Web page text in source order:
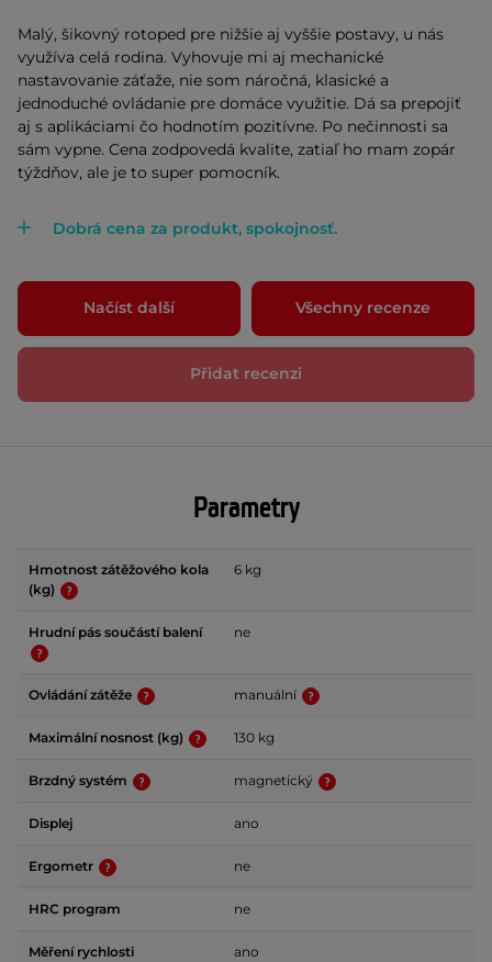
Malý, šikovný rotoped pre nižšie aj vyššie postavy, u nás
využíva celá rodina. Vyhovuje mi aj mechanické
nastavovanie záťaže, nie som náročná, klasické a
jednoduché ovládanie pre domáce využitie. Dá sa prepojiť
aj s aplikáciami čo hodnotím pozitívne. Po nečinnosti sa
sám vypne. Cena zodpovedá kvalite, zatiaľ ho mam zopár
týždňov, ale je to super pomocník.
Dobrá cena za produkt, spokojnosť.
Načíst další Všechny recenze
Přidat recenzi
Parametry
Hmotnost zátěžového kola
(kg)
6 kg
Hrudní pás součástí balení ne
Ovládání zátěže manuální
Maximální nosnost (kg) 130 kg
Brzdný systém magnetický
Displej ano
Ergometr ne
HRC program ne
Měření rychlosti ano